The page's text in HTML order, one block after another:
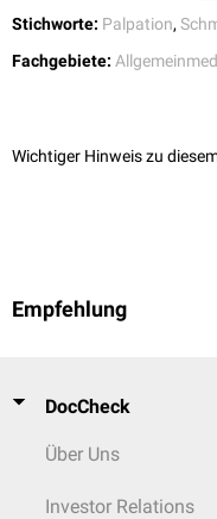
Stichworte: Palpation,
Fachgebiete:
Wichtiger Hinweis zu
Empfehlung
DocCheck
Über Uns
Investor Relations